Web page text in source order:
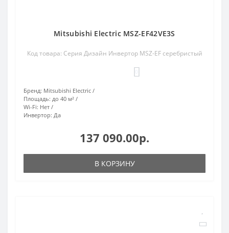
Mitsubishi Electric MSZ-EF42VE3S
Код товара: Серия Дизайн Инвертор MSZ-EF серебристый
Бренд: Mitsubishi Electric
Площадь: до 40 м²
Wi-Fi: Нет
Инвертор: Да
137 090.00р.
В КОРЗИНУ